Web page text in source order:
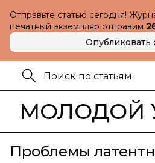
Отправьте статью сегодня!
печатный экземпляр отправим
Опубликовать
МОЛОДОЙ
Проблемы